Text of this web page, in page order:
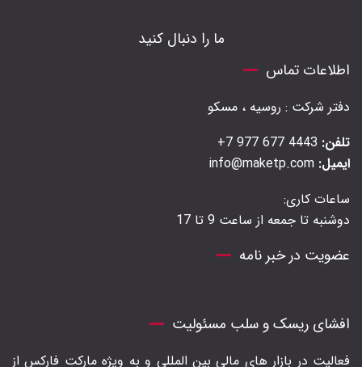
ما را دنبال کنید
اطلاعات تماس
دفتر شرکت : روسیه ، مسکو
تلفن:
ایمیل:
ساعات کاری:
دوشنبه تا جمعه از ساعت 9 تا 17
عضویت در خبر نامه
افشای ریسک و سلب مسئولیت
فعالیت در بازار های مالی بین المللی و به ویژه مارکت فارکس از